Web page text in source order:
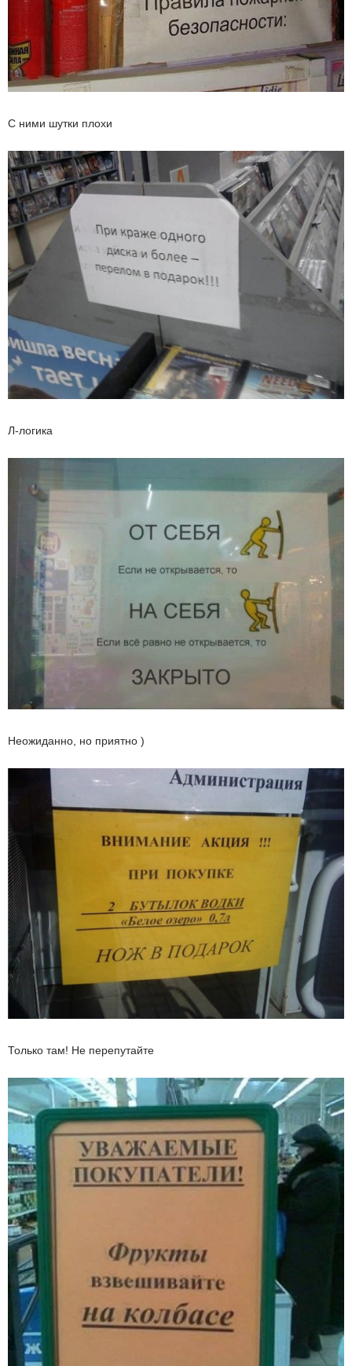
С ними шутки плохи
Л-логика
Неожиданно, но приятно )
Только там! Не перепутайте